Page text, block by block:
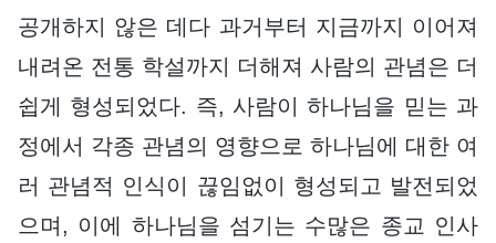
공개하지 않은 데다 과거부터 지금까지 이어져
내려온 전통 학설까지 더해져 사람의 관념은 더
쉽게 형성되었다. 즉, 사람이 하나님을 믿는 과
정에서 각종 관념의 영향으로 하나님에 대한 여
러 관념적 인식이 끊임없이 형성되고 발전되었
으며, 이에 하나님을 섬기는 수많은 종교 인사